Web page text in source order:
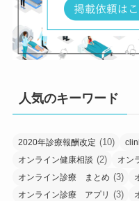
人気のキーワード
2020年診療報酬改定 (10)
オンライン健康相談 (2) オン
オンライン診療 まとめ (3)
オンライン診療 アプリ (3)